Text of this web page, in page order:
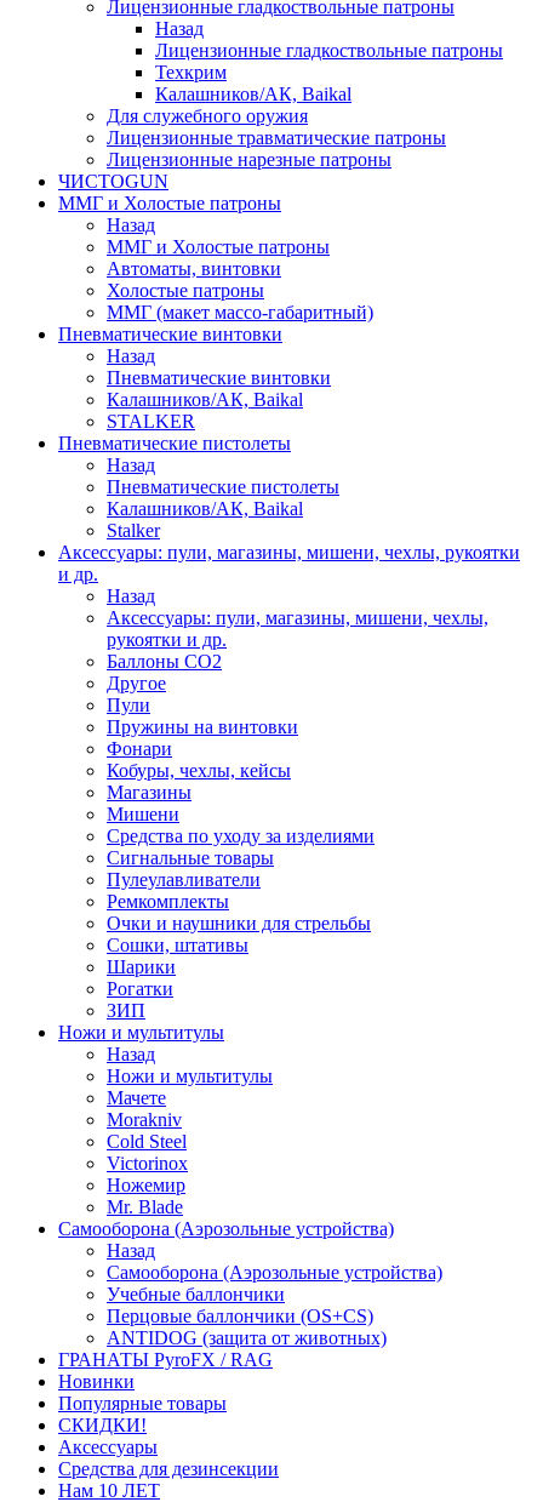
Лицензионные гладкоствольные патроны
Назад
Лицензионные гладкоствольные патроны
Техкрим
Калашников/АК, Baikal
Для служебного оружия
Лицензионные травматические патроны
Лицензионные нарезные патроны
ЧИСТОGUN
ММГ и Холостые патроны
Назад
ММГ и Холостые патроны
Автоматы, винтовки
Холостые патроны
ММГ (макет массо-габаритный)
Пневматические винтовки
Назад
Пневматические винтовки
Калашников/АК, Baikal
STALKER
Пневматические пистолеты
Назад
Пневматические пистолеты
Калашников/АК, Baikal
Stalker
Аксессуары: пули, магазины, мишени, чехлы, рукоятки
и др.
Назад
Аксессуары: пули, магазины, мишени, чехлы,
рукоятки и др.
Баллоны CO2
Другое
Пули
Пружины на винтовки
Фонари
Кобуры, чехлы, кейсы
Магазины
Мишени
Средства по уходу за изделиями
Сигнальные товары
Пулеулавливатели
Ремкомплекты
Очки и наушники для стрельбы
Сошки, штативы
Шарики
Рогатки
ЗИП
Ножи и мультитулы
Назад
Ножи и мультитулы
Мачете
Morakniv
Cold Steel
Victorinox
Ножемир
Mr. Blade
Самооборона (Аэрозольные устройства)
Назад
Самооборона (Аэрозольные устройства)
Учебные баллончики
Перцовые баллончики (OS+CS)
ANTIDOG (защита от животных)
ГРАНАТЫ PyroFX / RAG
Новинки
Популярные товары
СКИДКИ!
Аксессуары
Средства для дезинсекции
Нам 10 ЛЕТ